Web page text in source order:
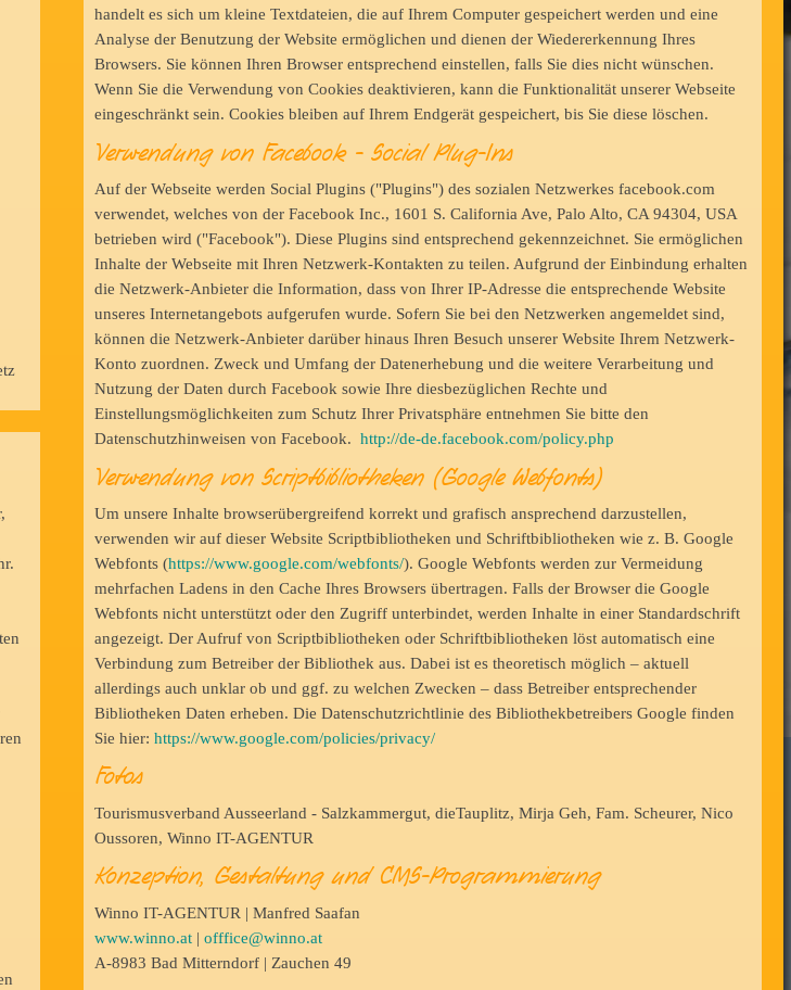
handelt es sich um kleine Textdateien, die auf Ihrem Computer gespeichert werden und eine
Analyse der Benutzung der Website ermöglichen und dienen der Wiedererkennung Ihres
Browsers. Sie können Ihren Browser entsprechend einstellen, falls Sie dies nicht wünschen.
Wenn Sie die Verwendung von Cookies deaktivieren, kann die Funktionalität unserer Webseite
eingeschränkt sein. Cookies bleiben auf Ihrem Endgerät gespeichert, bis Sie diese löschen.
Verwendung von Facebook - Social Plug-Ins
Auf der Webseite werden Social Plugins ("Plugins") des sozialen Netzwerkes facebook.com
verwendet, welches von der Facebook Inc., 1601 S. California Ave, Palo Alto, CA 94304, USA
betrieben wird ("Facebook"). Diese Plugins sind entsprechend gekennzeichnet. Sie ermöglichen
Inhalte der Webseite mit Ihren Netzwerk-Kontakten zu teilen. Aufgrund der Einbindung erhalten
die Netzwerk-Anbieter die Information, dass von Ihrer IP-Adresse die entsprechende Website
unseres Internetangebots aufgerufen wurde. Sofern Sie bei den Netzwerken angemeldet sind,
können die Netzwerk-Anbieter darüber hinaus Ihren Besuch unserer Website Ihrem Netzwerk-
Konto zuordnen. Zweck und Umfang der Datenerhebung und die weitere Verarbeitung und
Nutzung der Daten durch Facebook sowie Ihre diesbezüglichen Rechte und
Einstellungsmöglichkeiten zum Schutz Ihrer Privatsphäre entnehmen Sie bitte den
Datenschutzhinweisen von Facebook. http://de-de.facebook.com/policy.php
Verwendung von Scriptbibliotheken (Google Webfonts)
Um unsere Inhalte browserübergreifend korrekt und grafisch ansprechend darzustellen,
verwenden wir auf dieser Website Scriptbibliotheken und Schriftbibliotheken wie z. B. Google
Webfonts (https://www.google.com/webfonts/). Google Webfonts werden zur Vermeidung
mehrfachen Ladens in den Cache Ihres Browsers übertragen. Falls der Browser die Google
Webfonts nicht unterstützt oder den Zugriff unterbindet, werden Inhalte in einer Standardschrift
angezeigt. Der Aufruf von Scriptbibliotheken oder Schriftbibliotheken löst automatisch eine
Verbindung zum Betreiber der Bibliothek aus. Dabei ist es theoretisch möglich – aktuell
allerdings auch unklar ob und ggf. zu welchen Zwecken – dass Betreiber entsprechender
Bibliotheken Daten erheben. Die Datenschutzrichtlinie des Bibliothekbetreibers Google finden
Sie hier: https://www.google.com/policies/privacy/
Fotos
Tourismusverband Ausseerland - Salzkammergut, dieTauplitz, Mirja Geh, Fam. Scheurer, Nico
Oussoren, Winno IT-AGENTUR
Konzeption, Gestaltung und CMS-Programmierung
Winno IT-AGENTUR | Manfred Saafan
www.winno.at | offfice@winno.at
A-8983 Bad Mitterndorf | Zauchen 49